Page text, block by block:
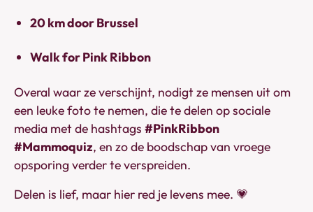
20 km door Brussel
Walk for Pink Ribbon
Overal waar ze verschijnt, nodigt ze mensen uit om
een leuke foto te nemen, die te delen op sociale
media met de hashtags #PinkRibbon
#Mammoquiz, en zo de boodschap van vroege
opsporing verder te verspreiden.
Delen is lief, maar hier red je levens mee. 💗